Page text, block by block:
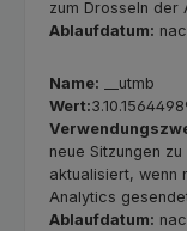
zum Drosseln der
Ablaufdatum:
Name: __utmb
Wert:
neue Sitzungen
aktualisiert, wenn
Analytics
Ablaufdatum: